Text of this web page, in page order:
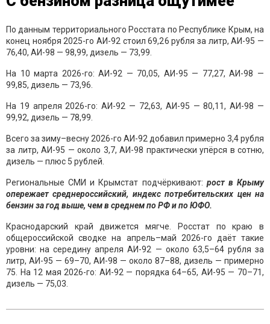
По данным территориального Росстата по Республике Крым, на
конец ноября 2025-го АИ-92 стоил 69,26 рубля за литр, АИ-95 —
76,40, АИ-98 — 98,99, дизель — 73,99.
На 10 марта 2026-го: АИ-92 — 70,05, АИ-95 — 77,27, АИ-98 —
99,85, дизель — 73,96.
На 19 апреля 2026-го: АИ-92 — 72,63, АИ-95 — 80,11, АИ-98 —
99,92, дизель — 78,99.
Всего за зиму–весну 2026-го АИ-92 добавил примерно 3,4 рубля
за литр, АИ-95 — около 3,7, АИ-98 практически упёрся в сотню,
дизель — плюс 5 рублей.
Региональные СМИ и Крымстат подчёркивают: рост в Крыму
опережает среднероссийский, индекс потребительских цен на
бензин за год выше, чем в среднем по РФ и по ЮФО.
Краснодарский край движется мягче. Росстат по краю в
общероссийской сводке на апрель–май 2026-го даёт такие
уровни: на середину апреля АИ-92 — около 63,5–64 рубля за
литр, АИ-95 — 69–70, АИ-98 — около 87–88, дизель — примерно
75. На 12 мая 2026-го: АИ-92 — порядка 64–65, АИ-95 — 70–71,
дизель — 75,03.